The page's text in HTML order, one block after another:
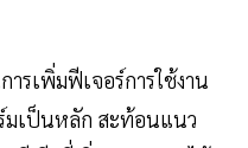
รเพิ่มฟีเจอร์การใช้งาน
เป็นหลัก สะท้อนแนว